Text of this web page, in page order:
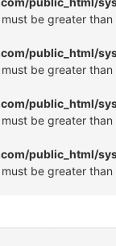
be greater than
public_html/
be greater than
public_html/
be greater than
public_html/
be greater than
public_html/